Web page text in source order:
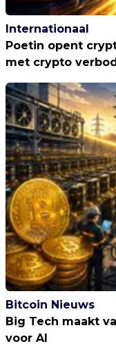
Internationaal
Poetin opent
met crypto
Bitcoin Nieuws
Big Tech maakt
voor AI